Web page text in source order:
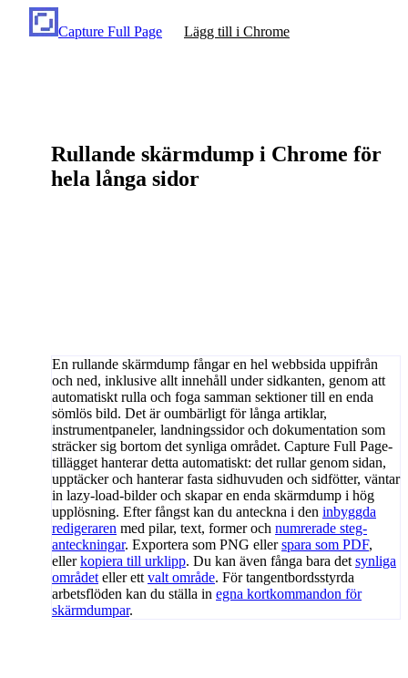
Capture Full Page Lägg till i Chrome
Rullande skärmdump i Chrome för
hela långa sidor
En rullande skärmdump fångar en hel webbsida uppifrån
och ned, inklusive allt innehåll under sidkanten, genom att
automatiskt rulla och foga samman sektioner till en enda
sömlös bild. Det är oumbärligt för långa artiklar,
instrumentpaneler, landningssidor och dokumentation som
sträcker sig bortom det synliga området. Capture Full Page-
tillägget hanterar detta automatiskt: det rullar genom sidan,
upptäcker och hanterar fasta sidhuvuden och sidfötter, väntar
in lazy-load-bilder och skapar en enda skärmdump i hög
upplösning. Efter fångst kan du anteckna i den inbyggda
redigeraren med pilar, text, former och numrerade steg-
anteckningar. Exportera som PNG ellerspara som PDF,
ellerkopiera till urklipp. Du kan även fånga bara det synliga
området eller ett valt område. För tangentbordsstyrda
arbetsflöden kan du ställa in egna kortkommandon för
skärmdumpar.